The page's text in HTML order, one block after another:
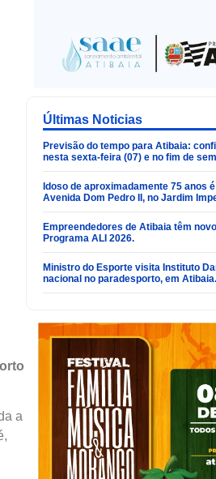
a
Últimas Noticias
Previsão do tempo para Atibaia:
nesta sexta-feira (07) e no fim de
Idoso de aproximadamente 75 anos
Avenida Dom Pedro II, no Jardim
Empreendedores de Atibaia têm
Programa ALI 2026.
Ministro do Esporte visita Instituto
nacional no paradesporto, em Atibaia.